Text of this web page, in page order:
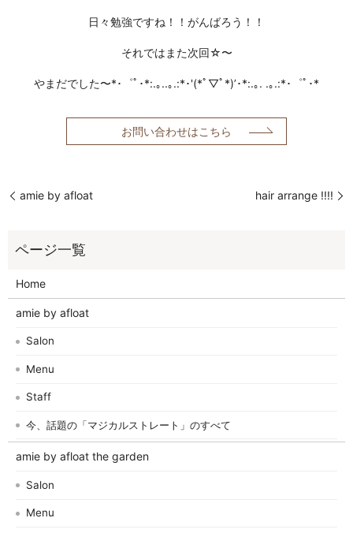
日々勉強ですね！！がんばろう！！
それではまた次回☆〜
やまだでした〜*･゜ﾟ･*:.｡..｡.:*･'(*ﾟ▽ﾟ*)’･*:.｡. .｡.:*･゜ﾟ･*
お問い合わせはこちら
amie by afloat hair arrange !!!!
Home
amie by afloat
Salon
Menu
Staff
今、話題の「マジカルストレート」のすべて
amie by afloat the garden
Salon
Menu